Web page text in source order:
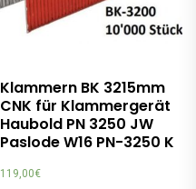
Klammern BK 3215mm
CNK für Klammergerät
Haubold PN 3250 JW
Paslode W16 PN-3250 K
119,00€